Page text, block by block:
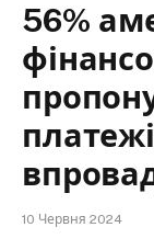
56%
10 Червня 2024